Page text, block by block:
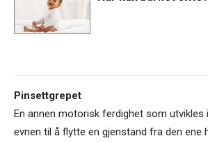
Pinsettgrepet
En annen motorisk ferdighet som utvikles
evnen til å flytte en gjenstand fra den ene